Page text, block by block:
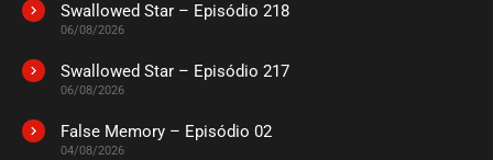
agosto 30, 2020
Swallowed Star – Episódio 218
06/08/2026
Swallowed Star – Episódio 217
06/08/2026
False Memory – Episódio 02
04/08/2026